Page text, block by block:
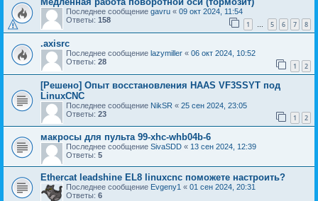
Последнее сообщение gavru « 09 окт 2024, 11:54
Ответы: 158 1 … 5 6 7 8
.axisrc
Последнее сообщение lazymiller « 06 окт 2024, 10:52
Ответы: 28 1 2
[Решено] Опыт восстановления HAAS VF3SSYT под
LinuxCNC
Последнее сообщение NikSR « 25 сен 2024, 23:05
Ответы: 23 1 2
макросы для пульта 99-xhc-whb04b-6
Последнее сообщение SivaSDD « 13 сен 2024, 12:39
Ответы: 5
Ethercat leadshine EL8 linuxcnc поможете настроить?
Последнее сообщение Evgeny1 « 01 сен 2024, 20:31
Ответы: 6